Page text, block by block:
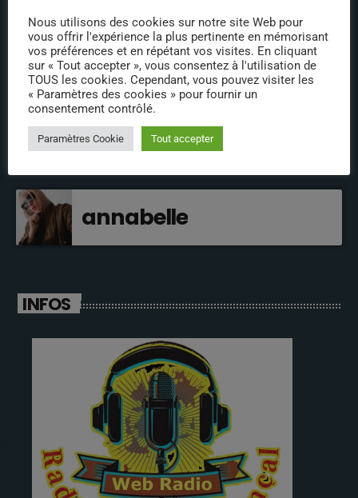
ANIMATEURS
jeremy directeur
fabrice
annabelle
INFOS
Nous utilisons des cookies sur notre site Web pour
vous offrir l'expérience la plus pertinente en mémorisant
vos préférences et en répétant vos visites. En cliquant
sur « Tout accepter », vous consentez à l'utilisation de
TOUS les cookies. Cependant, vous pouvez visiter les
« Paramètres des cookies » pour fournir un
consentement contrôlé.
Paramètres Cookie Tout accepter